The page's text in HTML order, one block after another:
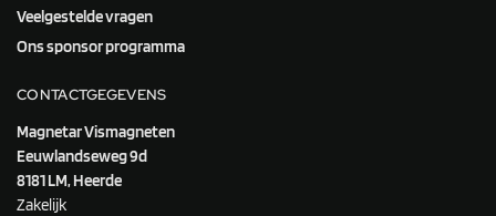
Veelgestelde vragen
Ons sponsor programma
CONTACTGEGEVENS
Magnetar Vismagneten
Eeuwlandseweg 9d
8181 LM, Heerde
Zakelijk